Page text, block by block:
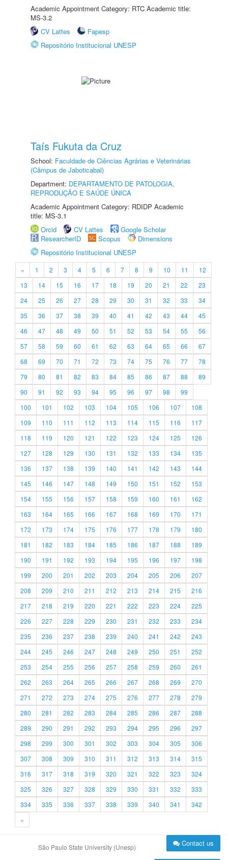
Academic Appointment Category: RTC Academic title:
MS-3.2
CV Lattes
Fapesp
Repositório Institucional UNESP
Taís Fukuta da Cruz
School: Faculdade de Ciências Agrárias e Veterinárias
(Câmpus de Jaboticabal)
Department: DEPARTAMENTO DE PATOLOGIA,
REPRODUÇÃO E SAÚDE ÚNICA
Academic Appointment Category: RDIDP Academic
title: MS-3.1
Orcid
CV Lattes
Google Scholar
ResearcherID
Scopus
Dimensions
Repositório Institucional UNESP
« 1 2 3 4 5 6 7 8 9 10 11
12
13
14 15 16 17 18 19 20 21 22
23
24
25 26 27 28 29 30 31 32 33
34
35
36 37 38 39 40 41 42 43 44
45
46
47 48 49 50 51 52 53 54 55
56
57
58 59 60 61 62 63 64 65 66
67
68
69 70 71 72 73 74 75 76 77
78
79
80 81 82 83 84 85 86 87 88
89
90
91 92 93 94 95 96 97 98
99
100
101 102 103 104 105 106 107
108
109
110 111 112 113 114 115 116
117
118
119 120 121 122 123 124 125
126
127
128 129 130 131 132 133 134
135
136
137 138 139 140 141 142 143
144
145
146 147 148 149 150 151 152
153
154
155 156 157 158 159 160 161
162
163
164 165 166 167 168 169 170
171
172
173 174 175 176 177 178 179
180
181
182 183 184 185 186 187 188
189
190
191 192 193 194 195 196 197
198
199
200 201 202 203 204 205 206
207
208
209 210 211 212 213 214 215
216
217
218 219 220 221 222 223 224
225
226
227 228 229 230 231 232 233
234
235
236 237 238 239 240 241 242
243
244
245 246 247 248 249 250 251
252
253
254 255 256 257 258 259 260
261
262
263 264 265 266 267 268 269
270
271
272 273 274 275 276 277 278
279
280
281 282 283 284 285 286 287
288
289
290 291 292 293 294 295 296
297
298
299 300 301 302 303 304 305
306
307
308 309 310 311 312 313 314
315
316
317 318 319 320 321 322 323
324
325
326 327 328 329 330 331 332
333
334
335 336 337 338 339 340 341
342
»
São Paulo State University (Unesp) Contact us